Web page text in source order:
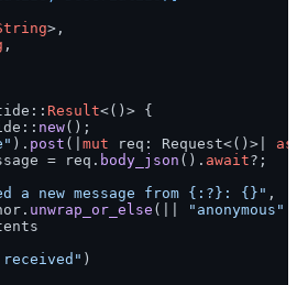
>,
,
Result<()> {
new();
). post (| mut req: Request<()>|
= req. body_json (). await?;
a new message from {:?}: {}" ,
unwrap_or_else (|| "anonymous"
received" )